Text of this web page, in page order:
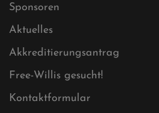
Sponsoren
Aktuelles
Akkreditierungsantrag
Free-Willis gesucht!
Kontaktformular